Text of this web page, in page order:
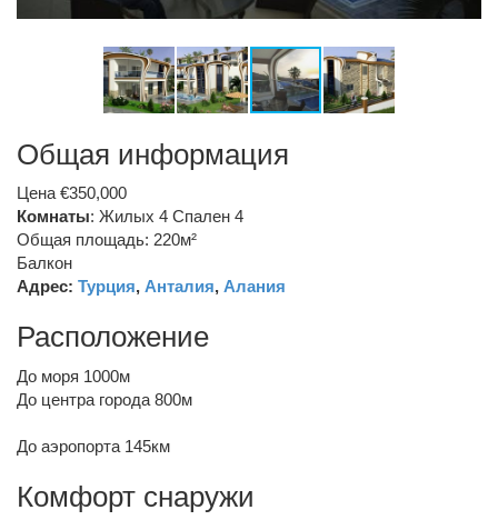
Общая информация
Цена €350,000
Комнаты: Жилых 4 Спален 4
Общая площадь: 220м²
Балкон
Адрес: Турция, Анталия, Алания
Расположение
До моря 1000м
До центра города 800м
До аэропорта 145км
Комфорт снаружи